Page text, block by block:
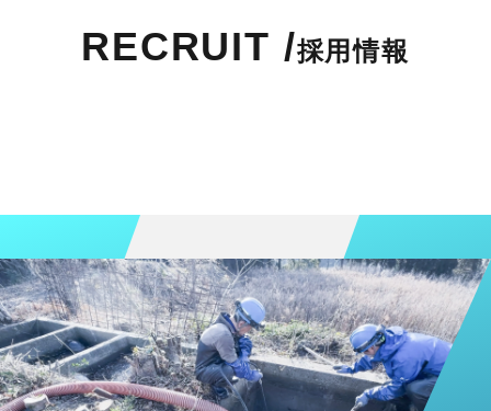
RECRUIT /採用情報